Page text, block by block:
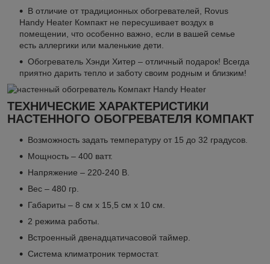
В отличие от традиционных обогревателей, Rovus
Handy Heater Компакт не пересушивает воздух в
помещении, что особенно важно, если в вашей семье
есть аллергики или маленькие дети.
Обогреватель Хэнди Хитер – отличный подарок! Всегда
приятно дарить тепло и заботу своим родным и близким!
ТЕХНИЧЕСКИЕ ХАРАКТЕРИСТИКИ
НАСТЕННОГО ОБОГРЕВАТЕЛЯ КОМПАКТ
Возможность задать температуру от 15 до 32 градусов.
Мощность – 400 ватт.
Напряжение – 220-240 В.
Вес – 480 гр.
Габариты – 8 см х 15,5 см х 10 см.
2 режима работы.
Встроенный двенадцатичасовой таймер.
Система климатроник термостат.